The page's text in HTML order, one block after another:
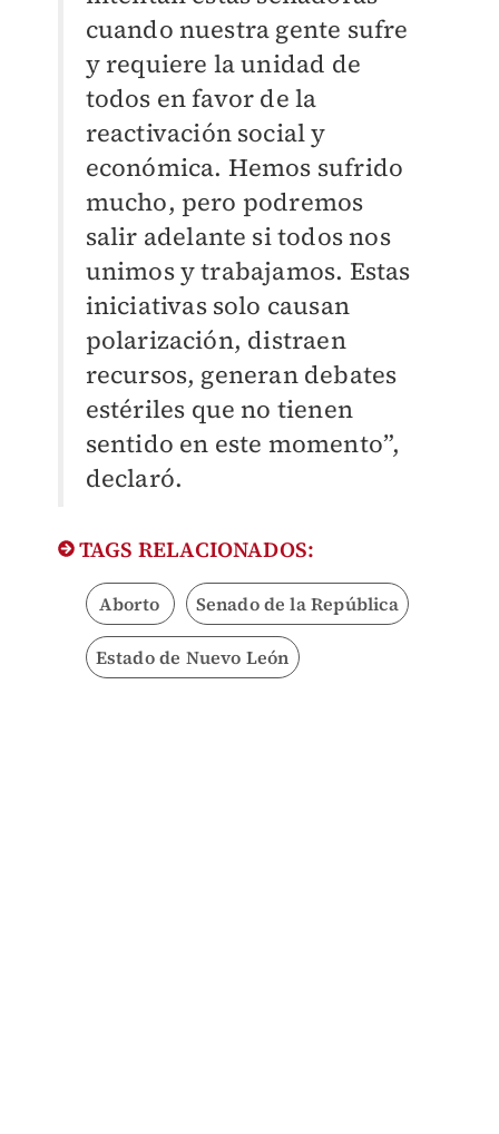
cuando nuestra gente sufre
y requiere la unidad de
todos en favor de la
reactivación social y
económica. Hemos sufrido
mucho, pero podremos
salir adelante si todos nos
unimos y trabajamos. Estas
iniciativas solo causan
polarización, distraen
recursos, generan debates
estériles que no tienen
sentido en este momento”,
declaró.
TAGS RELACIONADOS:
Aborto Senado de la República
Estado de Nuevo León